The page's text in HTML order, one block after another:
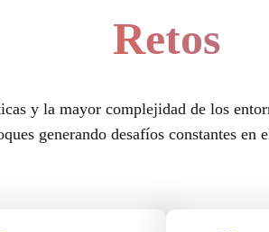
Retos
y la mayor complejidad de los
generando desafíos constantes en